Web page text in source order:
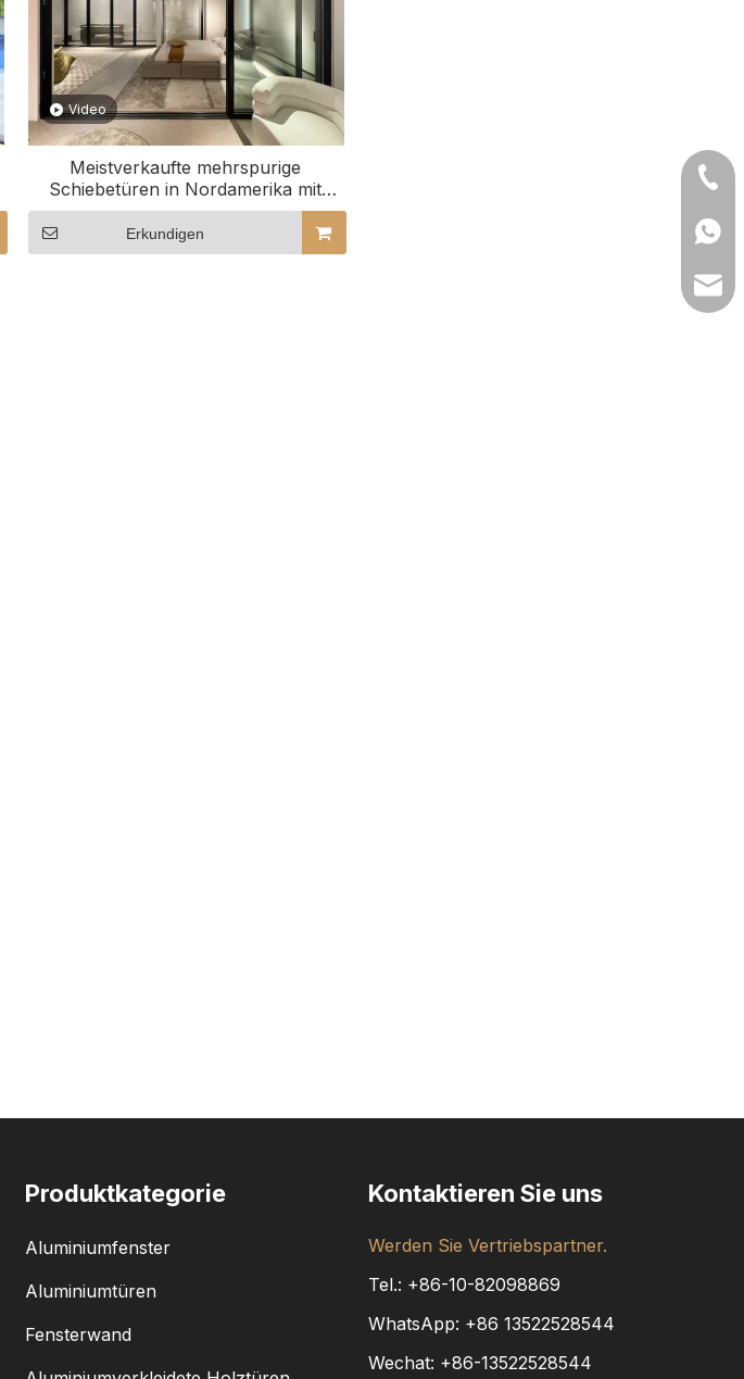
Video
Meistverkaufte mehrspurige
Schiebetüren in Nordamerika mit
anpassbarer Anzahl an Gleitschienen
Erkundigen
+86-
+86
Produktkategorie
Aluminiumfenster
Aluminiumtüren
Fensterwand
Kontaktieren Sie uns
Werden Sie Vertriebspartner.
Tel.: +86-10-82098869
WhatsApp: +86 13522528544
Wechat: +86-13522528544